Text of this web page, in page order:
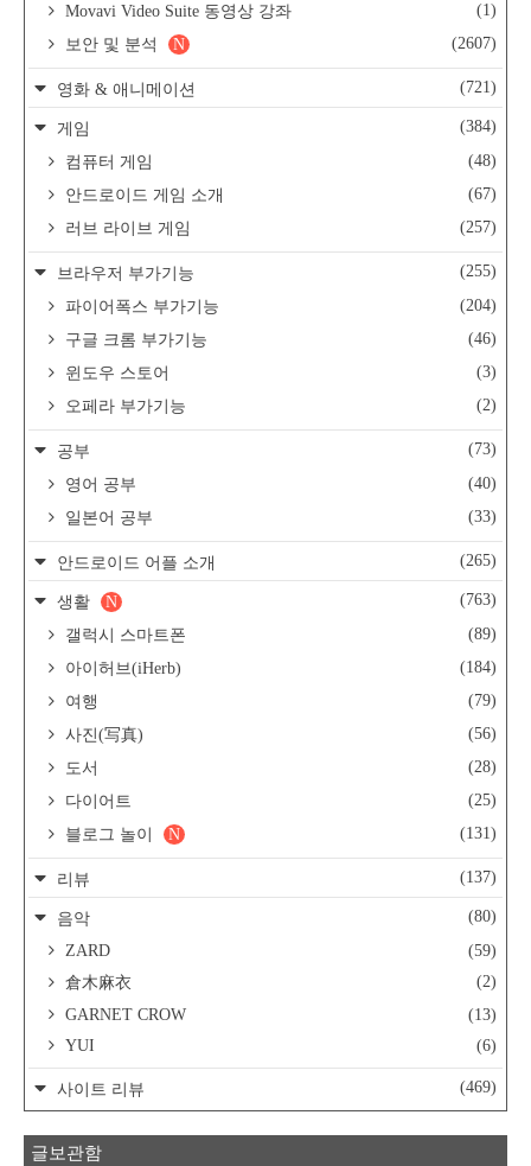
Movavi Video Suite 동영상 강좌
(1)
보안 및 분석
(2607)
N
영화 & 애니메이션 (721)
게임
(384)
컴퓨터 게임
(48)
안드로이드 게임 소개
(67)
러브 라이브 게임
(257)
브라우저 부가기능
(255)
파이어폭스 부가기능
(204)
구글 크롬 부가기능
(46)
윈도우 스토어
(3)
오페라 부가기능
(2)
공부
(73)
영어 공부
(40)
일본어 공부
(33)
안드로이드 어플 소개 (265)
생활 (763)
N
갤럭시 스마트폰
(89)
아이허브(iHerb)
(184)
여행
(79)
사진(写真)
(56)
도서
(28)
다이어트
(25)
블로그 놀이
(131)
N
리뷰 (137)
음악
(80)
ZARD
(59)
倉木麻衣
(2)
GARNET CROW
(13)
YUI
(6)
사이트 리뷰 (469)
글보관함